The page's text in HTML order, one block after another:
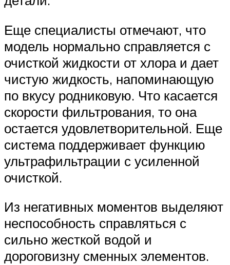
Еще специалисты отмечают, что
модель нормально справляется с
очисткой жидкости от хлора и дает
чистую жидкость, напоминающую
по вкусу родниковую. Что касается
скорости фильтрования, то она
остается удовлетворительной. Еще
система поддерживает функцию
ультрафильтрации с усиленной
очисткой.
Из негативных моментов выделяют
неспособность справляться с
сильно жесткой водой и
дороговизну сменных элементов.